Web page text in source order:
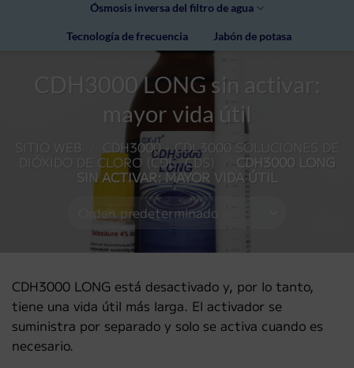
Ósmosis inversa del filtro de agua
Tecnología de frecuencia Jabón de potasa
CDH3000 LONG sin activar:
mayor vida útil
SITIO WEB CDH3000 - CDL3000 SOLUCIONES DE
DIÓXIDO DE CLORO (CDL, CDS) CDH3000 LONG
SIN ACTIVAR: MAYOR VIDA ÚTIL
CDH3000 LONG está desactivado y, por lo tanto,
tiene una vida útil más larga. El activador se
suministra por separado y solo se activa cuando es
necesario.